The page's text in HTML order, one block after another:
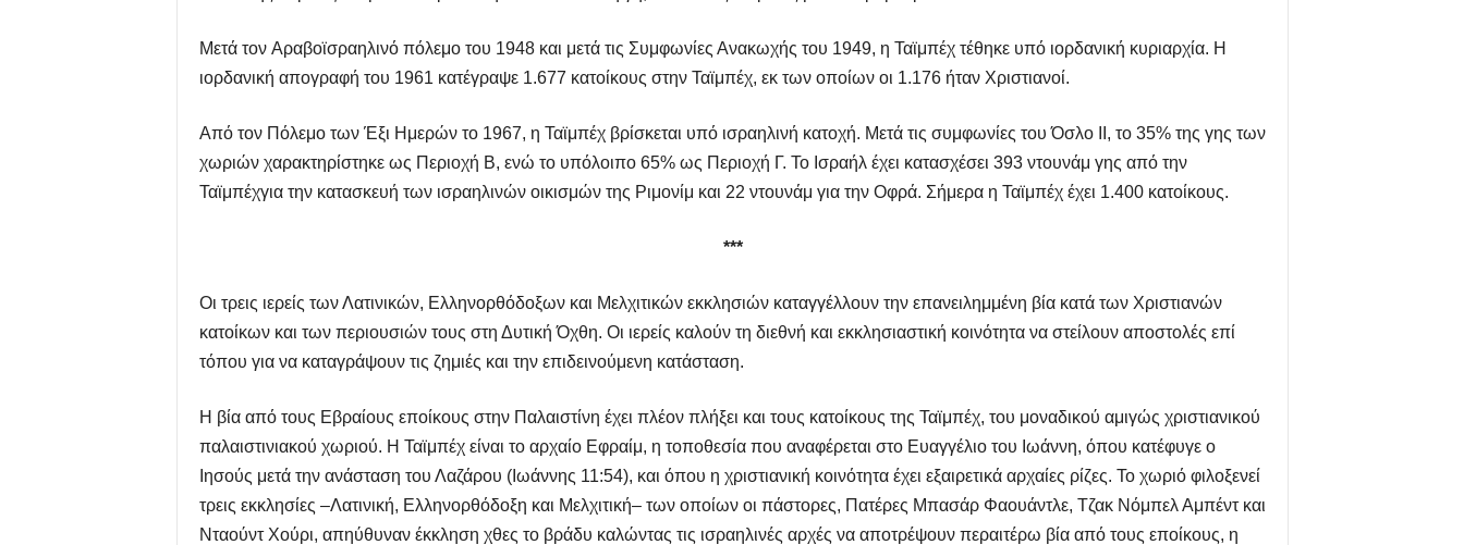
Μετά τον Αραβοϊσραηλινό πόλεμο του 1948 και μετά τις Συμφωνίες Ανακωχής του 1949, η Ταϊμπέχ τέθηκε υπό ιορδανική κυριαρχία. Η
ιορδανική απογραφή του 1961 κατέγραψε 1.677 κατοίκους στην Ταϊμπέχ, εκ των οποίων οι 1.176 ήταν Χριστιανοί.
Από τον Πόλεμο των Έξι Ημερών το 1967, η Ταϊμπέχ βρίσκεται υπό ισραηλινή κατοχή. Μετά τις συμφωνίες του Όσλο ΙΙ, το 35% της γης των
χωριών χαρακτηρίστηκε ως Περιοχή Β, ενώ το υπόλοιπο 65% ως Περιοχή Γ. Το Ισραήλ έχει κατασχέσει 393 ντουνάμ γης από την
Ταϊμπέχγια την κατασκευή των ισραηλινών οικισμών της Ριμονίμ και 22 ντουνάμ για την Οφρά. Σήμερα η Ταϊμπέχ έχει 1.400 κατοίκους.
***
Οι τρεις ιερείς των Λατινικών, Ελληνορθόδοξων και Μελχιτικών εκκλησιών καταγγέλλουν την επανειλημμένη βία κατά των Χριστιανών
κατοίκων και των περιουσιών τους στη Δυτική Όχθη. Οι ιερείς καλούν τη διεθνή και εκκλησιαστική κοινότητα να στείλουν αποστολές επί
τόπου για να καταγράψουν τις ζημιές και την επιδεινούμενη κατάσταση.
Η βία από τους Εβραίους εποίκους στην Παλαιστίνη έχει πλέον πλήξει και τους κατοίκους της Ταϊμπέχ, του μοναδικού αμιγώς χριστιανικού
παλαιστινιακού χωριού. Η Ταϊμπέχ είναι το αρχαίο Εφραίμ, η τοποθεσία που αναφέρεται στο Ευαγγέλιο του Ιωάννη, όπου κατέφυγε ο
Ιησούς μετά την ανάσταση του Λαζάρου (Ιωάννης 11:54), και όπου η χριστιανική κοινότητα έχει εξαιρετικά αρχαίες ρίζες. Το χωριό φιλοξενεί
τρεις εκκλησίες –Λατινική, Ελληνορθόδοξη και Μελχιτική– των οποίων οι πάστορες, Πατέρες Μπασάρ Φαουάντλε, Τζακ Νόμπελ Αμπέντ και
Νταούντ Χούρι, απηύθυναν έκκληση χθες το βράδυ καλώντας τις ισραηλινές αρχές να αποτρέψουν περαιτέρω βία από τους εποίκους, η